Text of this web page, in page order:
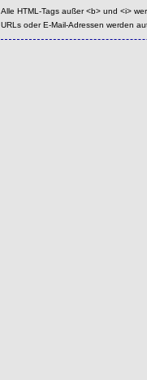
Alle HTML-Tags außer <b> und <i>
URLs oder E-Mail-Adressen werden